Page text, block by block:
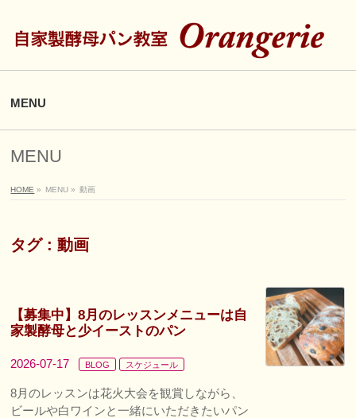
MENU
MENU
HOME » MENU » 動画
タグ : 動画
【募集中】8月のレッスンメニューは自
家製酵母と少イーストのパン
2026-07-17 BLOG スケジュール
8月のレッスンは花火大会を観賞しながら、
ビールや白ワインと一緒にいただきたいパン